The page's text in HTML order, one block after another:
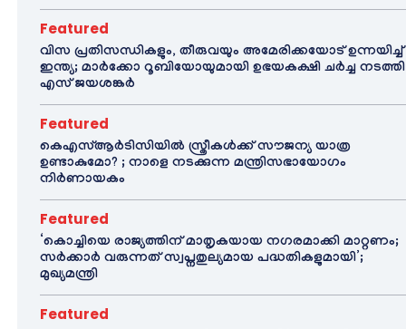
Featured
വിസ പ്രതിസന്ധികളും, തീരുവയും അമേരിക്കയോട് ഉന്നയിച്ച്
ഇന്ത്യ; മാർക്കോ റൂബിയോയുമായി ഉഭയകക്ഷി ചർച്ച നടത്തി
എസ് ജയശങ്കർ
Featured
കെഎസ്ആർടിസിയിൽ സ്ത്രീകൾക്ക് സൗജന്യ യാത്ര
ഉണ്ടാകുമോ? ; നാളെ നടക്കുന്ന മന്ത്രിസഭായോഗം
നിർണായകം
Featured
‘കൊച്ചിയെ രാജ്യത്തിന് മാതൃകയായ നഗരമാക്കി മാറ്റണം;
സർക്കാർ വരുന്നത് സ്വപ്നതുല്യമായ പദ്ധതികളുമായി’;
മുഖ്യമന്ത്രി
Featured